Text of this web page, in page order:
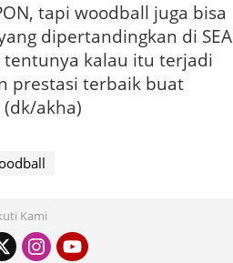
tapi woodball juga bisa
dipertandingkan di SEA
tentunya kalau itu terjadi
prestasi terbaik buat
(dk/akha)
Kami